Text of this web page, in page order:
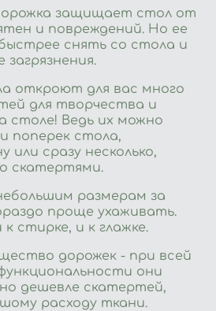
защищает стол от
и повреждений. Но ее
снять со стола и
загрязнения.
откроют для вас много
для творчества и
столе! Ведь их можно
поперек стола,
или сразу несколько,
скатертями.
размерам за
проще ухаживать.
стирке, и к глажке.
дорожек - при всей
они
дешевле скатертей,
расходу ткани.